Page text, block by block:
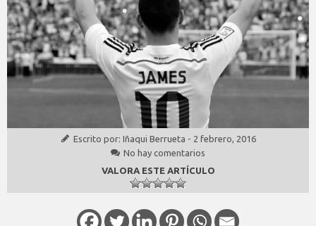
Escrito por: Iñaqui Berrueta - 2 febrero, 2016
No hay comentarios
VALORA ESTE ARTÍCULO